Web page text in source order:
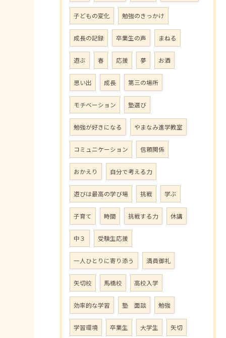
子どもの変化 勉強のきっかけ
成長の記録 卒業生の声 まねる
遊ぶ 春 応援 夢 お酒
思い出 成長 第三の場所
モチベーション 塾選び
勉強が好きになる やまなみ進学教室
コミュニケーション 信頼関係
おかえり 自分で考える力
遊びは最高の学び場 挑戦 学ぶ
子育て 時間 挑戦する力 休講
中３ 受験生応援
一人ひとりに寄り添う 満員御礼
矢切校 馬橋校 高校入学
効率的な学習 塾 面談 勉強
学習環境 卒業生 大学生 矢切